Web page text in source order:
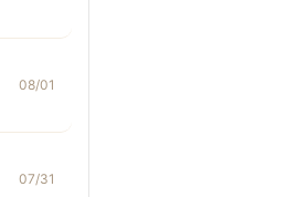
08/01
07/31